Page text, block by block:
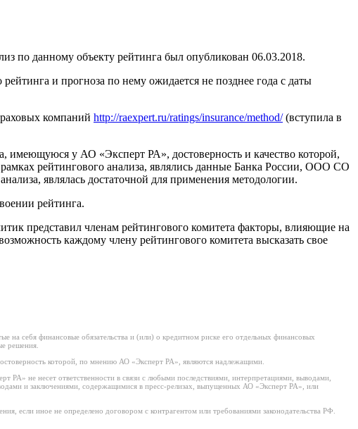
данному объекту рейтинга был опубликован 06.03.2018.
и прогноза по нему ожидается не позднее года с даты
компаний http://raexpert.ru/ratings/insurance/method/(вступила в
у АО «Эксперт РА», достоверность и качество которой,
рейтингового анализа, являлись данные Банка России, ООО СО
являлась достаточной для применения методологии.
рейтинга.
представил членам рейтингового комитета факторы, влияющие на
каждому члену рейтингового комитета высказать свое
себя финансовые обязательства и (или) о кредитном риске его отдельных финансовых
решения.
которой, по мнению АО «Эксперт РА», являются надлежащими.
РА» не несет ответственности в связи с любыми последствиями, интерпретациями, выводами,
и заключениями, содержащимися в пресс-релизах, выпущенных АО «Эксперт РА», или
если иное не определено договором с контрагентом или требованиями законодательства РФ.